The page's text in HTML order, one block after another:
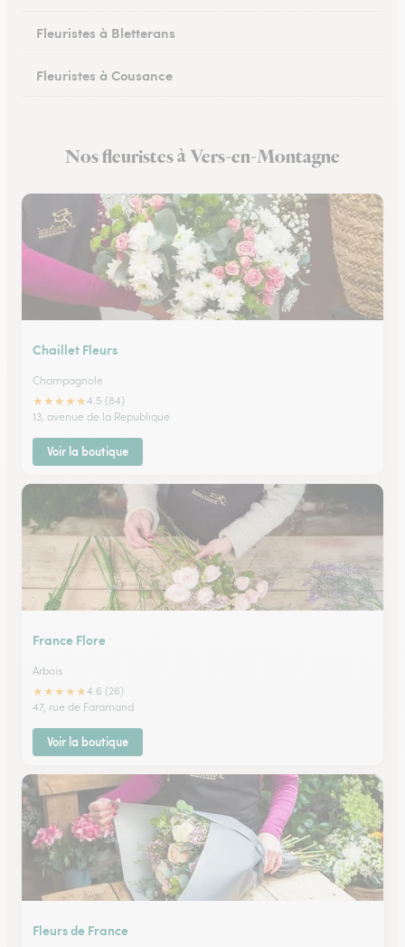
Fleuristes à Bletterans
Fleuristes à Cousance
Fleuristes à Moirans-en-Montagne
Nos fleuristes à Vers-en-Montagne
Chaillet Fleurs
Champagnole
★★★★★4.5 (84)
13, avenue de la Republique
Voir la boutique
France Flore
Arbois
★★★★★4.6 (26)
47, rue de Faramand
Voir la boutique
Fleurs de France